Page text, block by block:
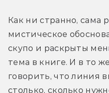
Как ни странно, сама
мистическое
скупо и раскрыты
тема в книге. И в то
говорить, что линия
столько, сколько